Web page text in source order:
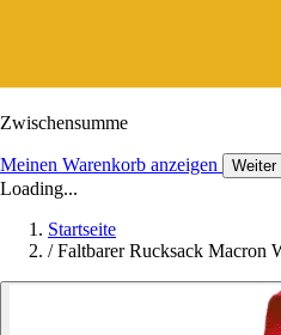
Zwischensumme
Meinen Warenkorb anzeigen Weiter
Loading...
Startseite
/ Faltbarer Rucksack Macron